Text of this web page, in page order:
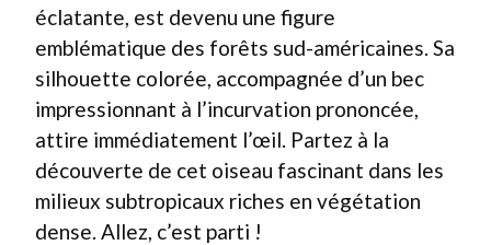
éclatante, est devenu une figure
emblématique des forêts sud-américaines. Sa
silhouette colorée, accompagnée d’un bec
impressionnant à l’incurvation prononcée,
attire immédiatement l’œil. Partez à la
découverte de cet oiseau fascinant dans les
milieux subtropicaux riches en végétation
dense. Allez, c’est parti !